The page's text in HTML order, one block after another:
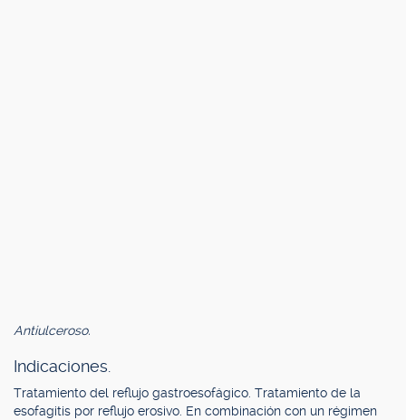
Antiulceroso.
Indicaciones.
Tratamiento del reflujo gastroesofágico. Tratamiento de la
esofagitis por reflujo erosivo. En combinación con un régimen